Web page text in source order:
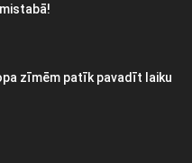
zīmēm patīk pavadīt laiku